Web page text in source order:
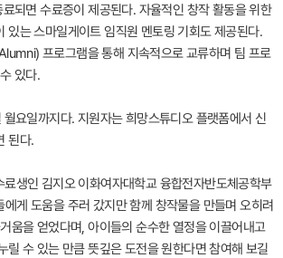
되면 수료증이 제공된다. 자율적인 창작 활동을 위한
있는 스마일게이트 임직원 멘토링 기회도 제공된다.
프로그램을 통해 지속적으로 교류하며 팀 프로
있다.
요일까지다. 지원자는 희망스튜디오 플랫폼에서 신
된다.
생인 김지오 이화여자대학교 융합전자반도체공학부
게 도움을 주러 갔지만 함께 창작물을 만들며 오히려
움을 얻었다며, 아이들의 순수한 열정을 이끌어내고
릴 수 있는 만큼 뜻깊은 도전을 원한다면 참여해 보길